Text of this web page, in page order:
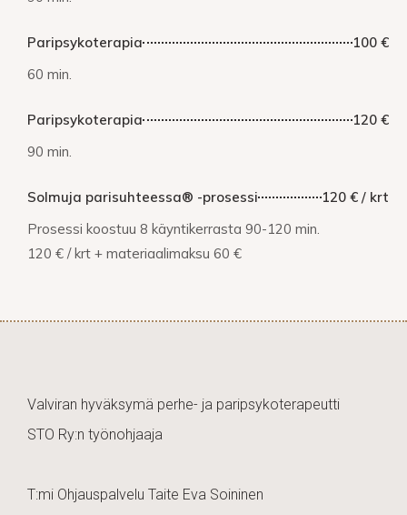
Paripsykoterapia
100 €
60 min.
Paripsykoterapia
120 €
90 min.
Solmuja parisuhteessa® -prosessi
120 € / krt
Prosessi koostuu 8 käyntikerrasta 90-120 min.
120 € / krt + materiaalimaksu 60 €
Valviran hyväksymä perhe- ja paripsykoterapeutti
STO Ry:n työnohjaaja
T:mi Ohjauspalvelu Taite Eva Soininen